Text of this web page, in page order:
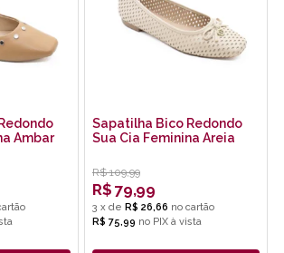
Ambar
Sapatilha Bico Redondo
Sua Cia Feminina Areia
R$ 109,99
R$ 79,99
3 x de R$ 26,66
R$ 75,99 no PIX